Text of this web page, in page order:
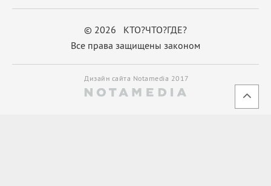
© 2026 КТО?ЧТО?ГДЕ?
Все права защищены законом
Дизайн сайта Notamedia 2017